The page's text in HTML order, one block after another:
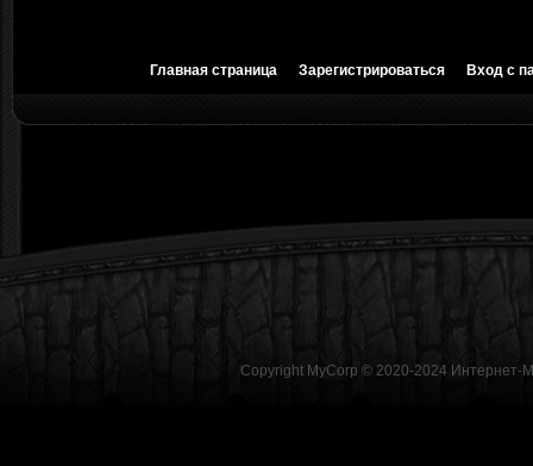
Главная страница Зарегистрироваться Вход с
Copyright MyCorp © 2020-2024 Интернет-